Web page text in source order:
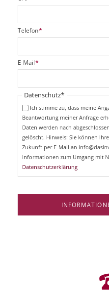
P
f
i
c
t
f
Telefon*
P
f
i
E-Mail*
Pflichtfeld
Datenschutz*
Ich stimme zu, dass meine
Beantwortung meiner Anfrage
Daten werden nach
gelöscht. Hinweis: Sie können
Zukunft per E-Mail an
Informationen zum Umgang mit
Datenschutzerklärung